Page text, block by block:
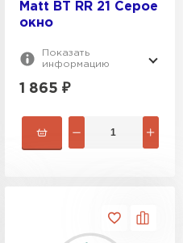
Matt BT RR 21 Серое
окно
Показать
информацию
1 865 ₽